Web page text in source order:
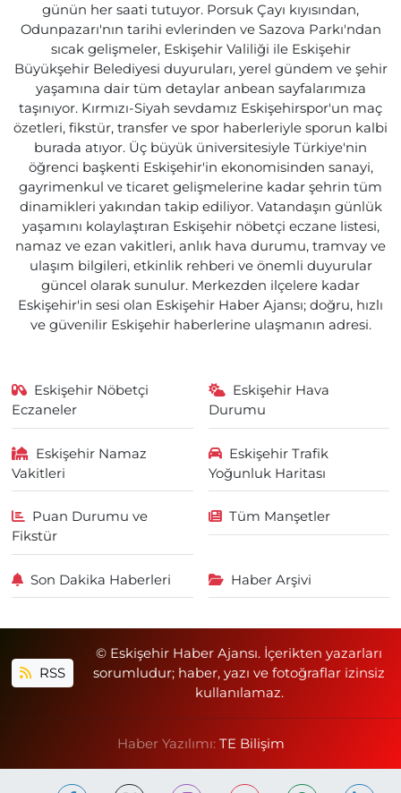
günün her saati tutuyor. Porsuk Çayı kıyısından,
Odunpazarı'nın tarihi evlerinden ve Sazova Parkı'ndan
sıcak gelişmeler, Eskişehir Valiliği ile Eskişehir
Büyükşehir Belediyesi duyuruları, yerel gündem ve şehir
yaşamına dair tüm detaylar anbean sayfalarımıza
taşınıyor. Kırmızı-Siyah sevdamız Eskişehirspor'un maç
özetleri, fikstür, transfer ve spor haberleriyle sporun kalbi
burada atıyor. Üç büyük üniversitesiyle Türkiye'nin
öğrenci başkenti Eskişehir'in ekonomisinden sanayi,
gayrimenkul ve ticaret gelişmelerine kadar şehrin tüm
dinamikleri yakından takip ediliyor. Vatandaşın günlük
yaşamını kolaylaştıran Eskişehir nöbetçi eczane listesi,
namaz ve ezan vakitleri, anlık hava durumu, tramvay ve
ulaşım bilgileri, etkinlik rehberi ve önemli duyurular
güncel olarak sunulur. Merkezden ilçelere kadar
Eskişehir'in sesi olan Eskişehir Haber Ajansı; doğru, hızlı
ve güvenilir Eskişehir haberlerine ulaşmanın adresi.
Eskişehir Nöbetçi
Eczaneler
Eskişehir Hava
Durumu
Eskişehir Namaz
Vakitleri
Eskişehir Trafik
Yoğunluk Haritası
Puan Durumu ve
Fikstür
Tüm Manşetler
Son Dakika Haberleri Haber Arşivi
RSS
© Eskişehir Haber Ajansı. İçerikten yazarları
sorumludur; haber, yazı ve fotoğraflar izinsiz
kullanılamaz.
Haber Yazılımı: TE Bilişim